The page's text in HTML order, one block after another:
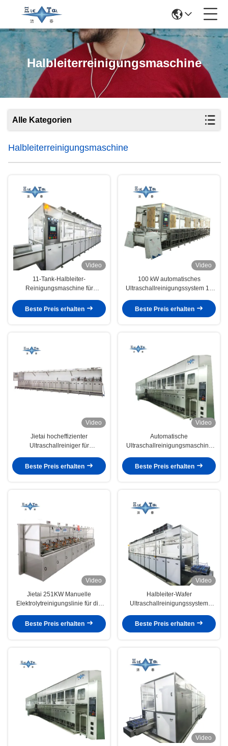
Halbleiterreinigungsmaschine
Alle Kategorien
Halbleiterreinigungsmaschine
Video
11-Tank-Halbleiter-
Reinigungsmaschine für
Beste Preis erhalten
Video
100 kW automatisches
Ultraschallreinigungssystem 11
Ultraschallreinigungsmaschinen
Beste Preis erhalten
Video
Jietai hocheffizienter
Ultraschallreiniger für
Beste Preis erhalten
Video
Automatische
Ultraschallreinigungsmaschine
Beste Preis erhalten
Video
Jietai 251KW Manuelle
Elektrolytreinigungslinie für die
Halbleiterkomponenten
Beste Preis erhalten
Video
Halbleiter-Wafer
Ultraschallreinigungssystem
Ultraschallreiniger
Beste Preis erhalten
Video